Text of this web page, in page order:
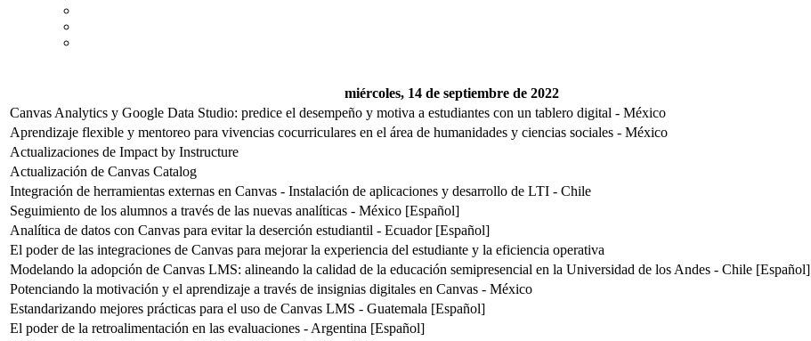
miércoles, 14 de septiembre de 2022
Canvas Analytics y Google Data Studio: predice el desempeño y motiva a estudiantes con un tablero digital - México
Aprendizaje flexible y mentoreo para vivencias cocurriculares en el área de humanidades y ciencias sociales - México
Actualizaciones de Impact by Instructure
Actualización de Canvas Catalog
Integración de herramientas externas en Canvas - Instalación de aplicaciones y desarrollo de LTI - Chile
Seguimiento de los alumnos a través de las nuevas analíticas - México [Español]
Analítica de datos con Canvas para evitar la deserción estudiantil - Ecuador [Español]
El poder de las integraciones de Canvas para mejorar la experiencia del estudiante y la eficiencia operativa
Modelando la adopción de Canvas LMS: alineando la calidad de la educación semipresencial en la Universidad de los Andes - Chile [Español]
Potenciando la motivación y el aprendizaje a través de insignias digitales en Canvas - México
Estandarizando mejores prácticas para el uso de Canvas LMS - Guatemala [Español]
El poder de la retroalimentación en las evaluaciones - Argentina [Español]